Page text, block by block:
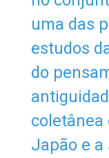
uma das
estudos
do
coletânea
Japão e